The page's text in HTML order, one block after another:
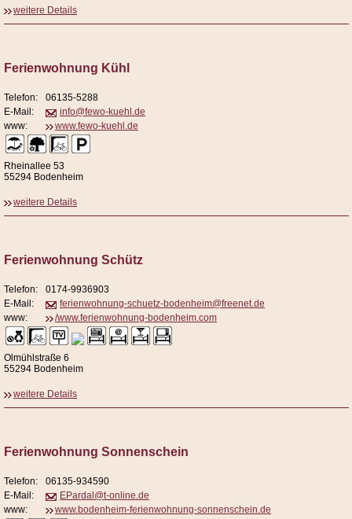
weitere Details
Ferienwohnung Kühl
Telefon:
06135-5288
E-Mail:
info@fewo-kuehl.de
www:
www.fewo-kuehl.de
Rheinallee 53
55294 Bodenheim
weitere Details
Ferienwohnung Schütz
Telefon:
0174-9936903
E-Mail:
ferienwohnung-schuetz-bodenheim@freenet.de
www:
/www.ferienwohnung-bodenheim.com
Olmühlstraße 6
55294 Bodenheim
weitere Details
Ferienwohnung Sonnenschein
Telefon:
06135-934590
E-Mail:
EPardal@t-online.de
www:
www.bodenheim-ferienwohnung-sonnenschein.de